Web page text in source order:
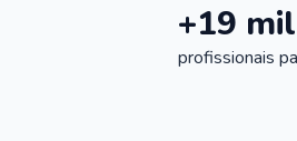
+19 mil
profissionais